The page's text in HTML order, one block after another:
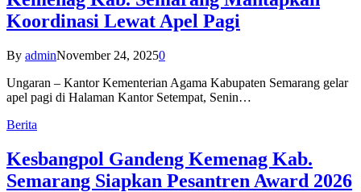
Koordinasi Lewat Apel Pagi
By adminNovember 24, 20250
Ungaran – Kantor Kementerian Agama Kabupaten Semarang gelar
apel pagi di Halaman Kantor Setempat, Senin…
Berita
Kesbangpol Gandeng Kemenag Kab.
Semarang Siapkan Pesantren Award 2026